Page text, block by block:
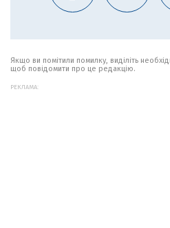
Якщо ви помітили помилку, виділіть
щоб повідомити про це редакцію.
РЕКЛАМА: